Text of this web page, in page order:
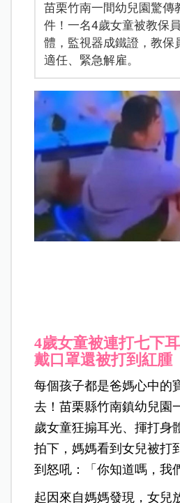
苗栗竹南一間幼兒園驚傳
件！一名4歲女童被教保
體，監視器成鐵證，教保
適任、緊急解雇。
4歲女童被連打七下
戴口罩還被打到紅腫
每個孩子都是爸媽心中的
去！苗栗縣竹南鎮幼兒園
歲女童狂搧耳光、揮打身
拍下，媽媽看到女兒被打
到怒吼：「你知道嗎，我
起因來自媽媽發現，女兒